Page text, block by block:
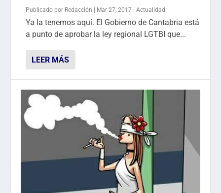
Publicado por Redacción | Mar 27, 2017 |Actualidad
Ya la tenemos aquí. El Gobierno de Cantabria está
a punto de aprobar la ley regional LGTBI que...
LEER MÁS